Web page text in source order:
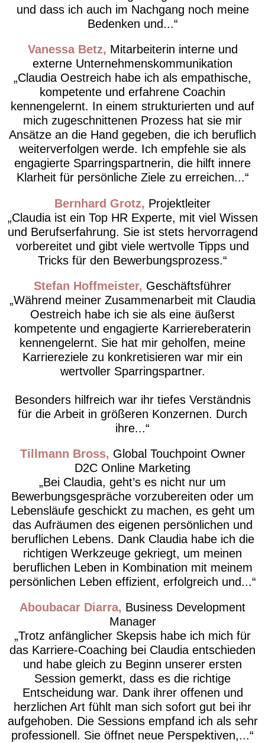
und dass ich auch im Nachgang noch meine
Bedenken und...
Vanessa Betz
Mitarbeiterin interne und
externe Unternehmenskommunikation
Claudia Oestreich habe ich als empathische,
kompetente und erfahrene Coachin
kennengelernt. In einem strukturierten und auf
mich zugeschnittenen Prozess hat sie mir
Ansätze an die Hand gegeben, die ich beruflich
weiterverfolgen werde. Ich empfehle sie als
engagierte Sparringspartnerin, die hilft innere
Klarheit für persönliche Ziele zu erreichen...
Bernhard Grotz Projektleiter
Claudia ist ein Top HR Experte, mit viel Wissen
und Berufserfahrung. Sie ist stets hervorragend
vorbereitet und gibt viele wertvolle Tipps und
Tricks für den Bewerbungsprozess.
Stefan Hoffmeister Geschäftsführer
Während meiner Zusammenarbeit mit Claudia
Oestreich habe ich sie als eine äußerst
kompetente und engagierte Karriereberaterin
kennengelernt. Sie hat mir geholfen, meine
Karriereziele zu konkretisieren war mir ein
wertvoller Sparringspartner.
Besonders hilfreich war ihr tiefes Verständnis
für die Arbeit in größeren Konzernen. Durch
ihre...
Tillmann Bross
Global Touchpoint Owner
D2C Online Marketing
Bei Claudia, geht’s es nicht nur um
Bewerbungsgespräche vorzubereiten oder um
Lebensläufe geschickt zu machen, es geht um
das Aufräumen des eigenen persönlichen und
beruflichen Lebens. Dank Claudia habe ich die
richtigen Werkzeuge gekriegt, um meinen
beruflichen Leben in Kombination mit meinem
persönlichen Leben effizient, erfolgreich und...
Aboubacar Diarra Business Development
Manager
Trotz anfänglicher Skepsis habe ich mich für
das Karriere-Coaching bei Claudia entschieden
und habe gleich zu Beginn unserer ersten
Session gemerkt, dass es die richtige
Entscheidung war. Dank ihrer offenen und
herzlichen Art fühlt man sich sofort gut bei ihr
aufgehoben. Die Sessions empfand ich als sehr
professionell. Sie öffnet neue Perspektiven,...